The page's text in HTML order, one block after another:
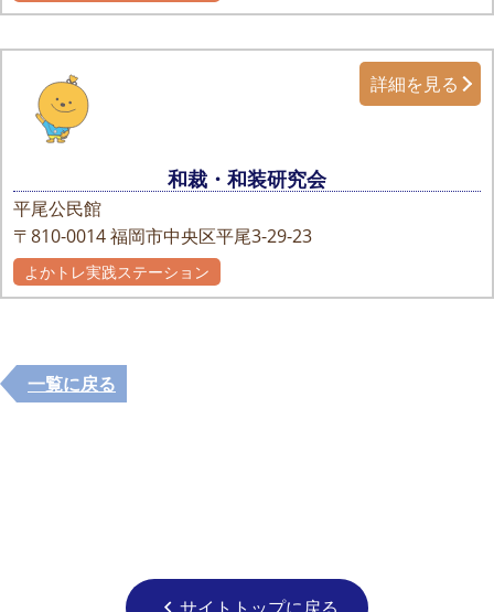
和裁・和装研究会
平尾公民館
〒810-0014福岡市中央区平尾3-29-23
詳細を見る
よかトレ実践ステーション
一覧に戻る
chevron_left